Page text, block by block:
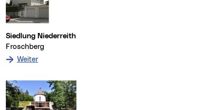
Siedlung Niederreith
Froschberg
Weiter: zum Denkmal Siedlung Niederreith